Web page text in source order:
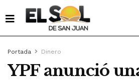
Portada Dinero
YPF anunció